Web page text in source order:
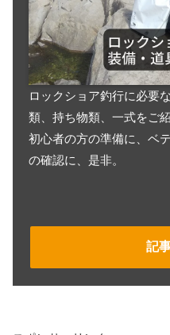
ロックショア釣行に必要
類、持ち物類、一式をご紹
初心者の方の準備に、ベ
の確認に、是非。
記